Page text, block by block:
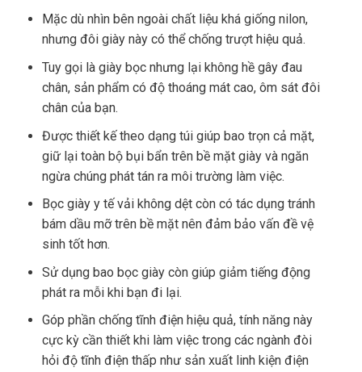
Mặc dù nhìn bên ngoài chất liệu khá giống nilon,
nhưng đôi giày này có thể chống trượt hiệu quả.
Tuy gọi là giày bọc nhưng lại không hề gây đau
chân, sản phẩm có độ thoáng mát cao, ôm sát đôi
chân của bạn.
Được thiết kế theo dạng túi giúp bao trọn cả mặt,
giữ lại toàn bộ bụi bẩn trên bề mặt giày và ngăn
ngừa chúng phát tán ra môi trường làm việc.
Bọc giày y tế vải không dệt còn có tác dụng tránh
bám dầu mỡ trên bề mặt nên đảm bảo vấn đề vệ
sinh tốt hơn.
Sử dụng bao bọc giày còn giúp giảm tiếng động
phát ra mỗi khi bạn đi lại.
Góp phần chống tĩnh điện hiệu quả, tính năng này
cực kỳ cần thiết khi làm việc trong các ngành đòi
hỏi độ tĩnh điện thấp như sản xuất linh kiện điện